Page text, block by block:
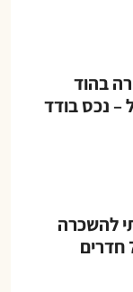
בהוד
– נכס בודד
להשכרה